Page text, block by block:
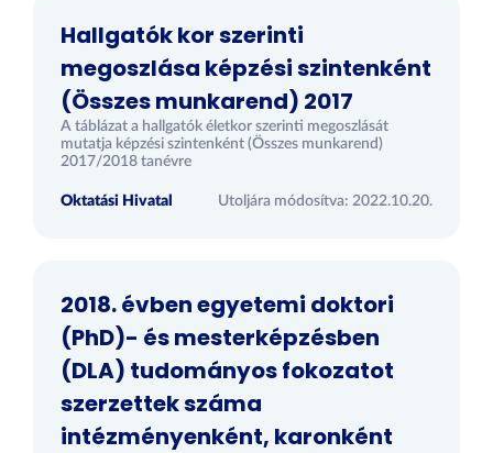
Hallgatók kor szerinti
megoszlása képzési szintenként
(Összes munkarend) 2017
A táblázat a hallgatók életkor szerinti megoszlását
mutatja képzési szintenként (Összes munkarend)
2017/2018 tanévre
Oktatási Hivatal Utoljára módosítva: 2022.10.20.
2018. évben egyetemi doktori
(PhD)- és mesterképzésben
(DLA) tudományos fokozatot
szerzettek száma
intézményenként, karonként